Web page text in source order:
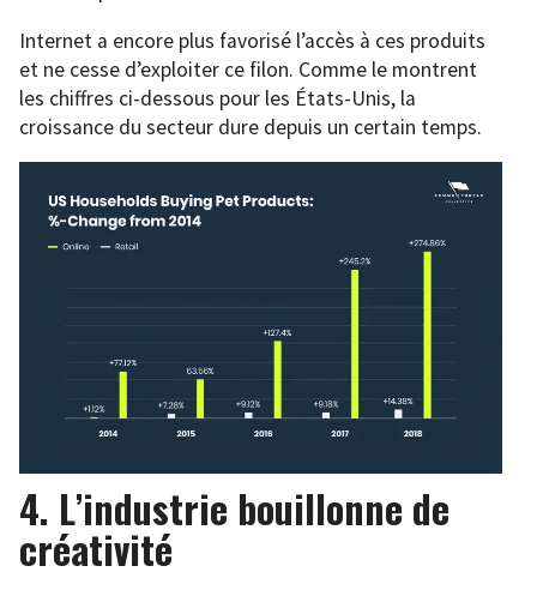
Internet a encore plus favorisé l’accès à ces produits
et ne cesse d’exploiter ce filon. Comme le montrent
les chiffres ci-dessous pour les États-Unis, la
croissance du secteur dure depuis un certain temps.
4. L’industrie bouillonne de
créativité